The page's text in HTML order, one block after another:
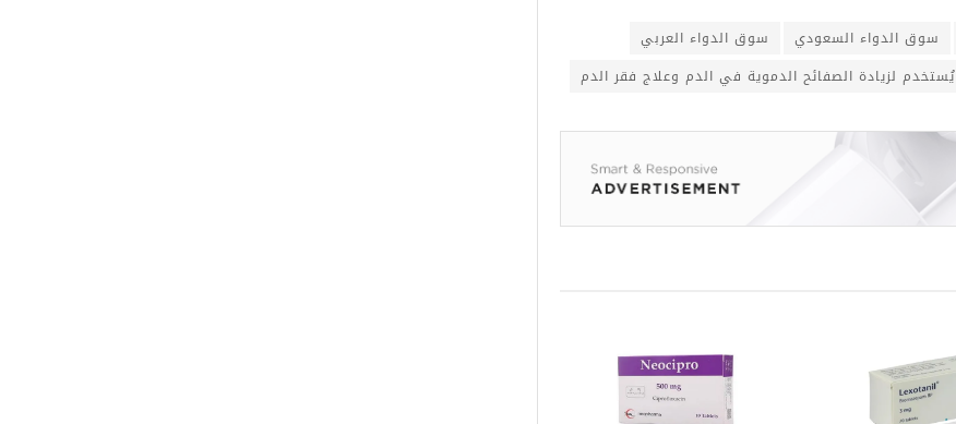
سوق الدواء السعودي
سوق الدواء العربي
يُستخدم لزيادة الصفائح الدموية في الدم وعلاج فقر الدم